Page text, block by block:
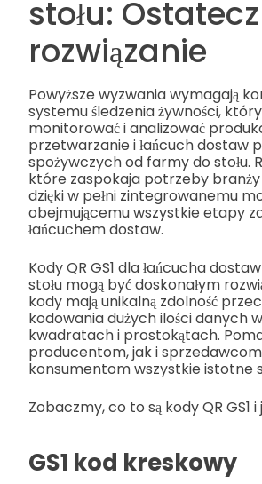
stołu:
rozwiązanie
Powyższe wyzwania wymagają
systemu śledzenia żywności,
monitorować i analizować
przetwarzanie i łańcuch dostaw
spożywczych od farmy do stołu.
które zaspokaja potrzeby
dzięki w pełni zintegrowanemu
obejmującemu wszystkie etapy
łańcuchem dostaw.
Kody QR GS1 dla łańcucha
stołu mogą być doskonałym
kody mają unikalną zdolność
kodowania dużych ilości danych
kwadratach i prostokątach.
producentom, jak i
konsumentom wszystkie istotne
Zobaczmy, co to są kody QR GS1 i
GS1 kod kreskowy